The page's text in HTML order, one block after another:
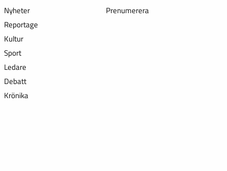
Nyheter
Reportage
Kultur
Sport
Ledare
Debatt
Krönika
Prenumerera